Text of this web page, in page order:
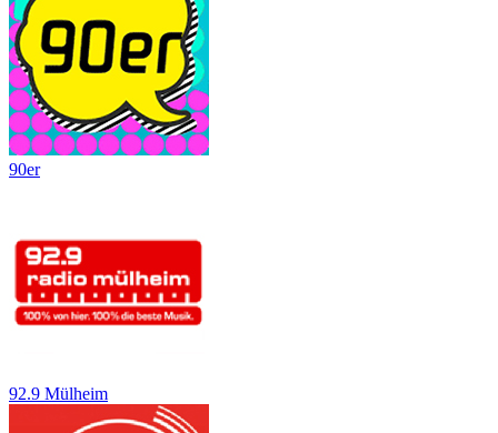
90er
92.9 Mülheim